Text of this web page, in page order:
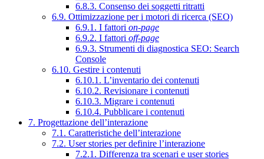
6.8.3. Consenso dei soggetti ritratti
6.9. Ottimizzazione per i motori di ricerca (SEO)
6.9.1. I fattori on-page
6.9.2. I fattori off-page
6.9.3. Strumenti di diagnostica SEO: Search
Console
6.10. Gestire i contenuti
6.10.1. L’inventario dei contenuti
6.10.2. Revisionare i contenuti
6.10.3. Migrare i contenuti
6.10.4. Pubblicare i contenuti
7. Progettazione dell’interazione
7.1. Caratteristiche dell’interazione
7.2. User stories per definire l’interazione
7.2.1. Differenza tra scenari e user stories